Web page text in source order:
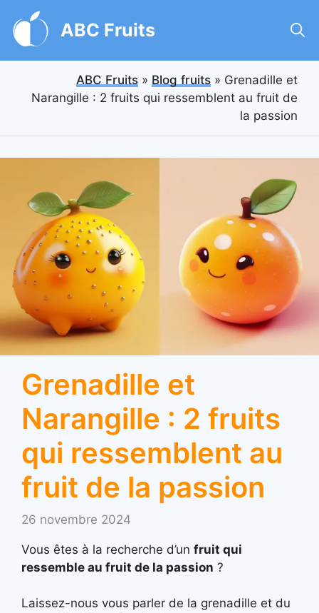
au
contenu
ABC Fruits
ABC Fruits » Blog fruits » Grenadille et
Narangille : 2 fruits qui ressemblent au fruit de
la passion
Grenadille et
Narangille : 2 fruits
qui ressemblent au
fruit de la passion
26 novembre 2024
Vous êtes à la recherche d’un fruit qui
ressemble au fruit de la passion ?
Laissez-nous vous parler de la grenadille et du